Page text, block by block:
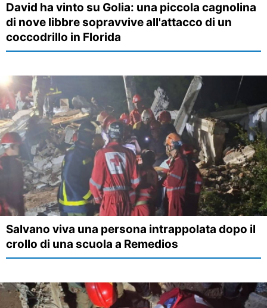
David ha vinto su Golia: una piccola cagnolina
di nove libbre sopravvive all'attacco di un
coccodrillo in Florida
Salvano viva una persona intrappolata dopo il
crollo di una scuola a Remedios